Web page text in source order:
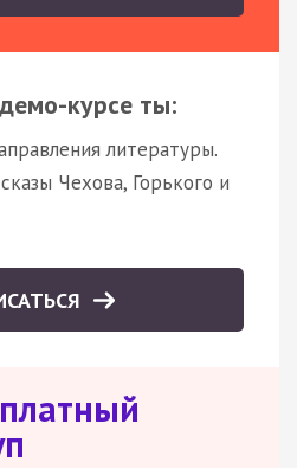
курсе ты:
литературы.
Чехова, Горького и